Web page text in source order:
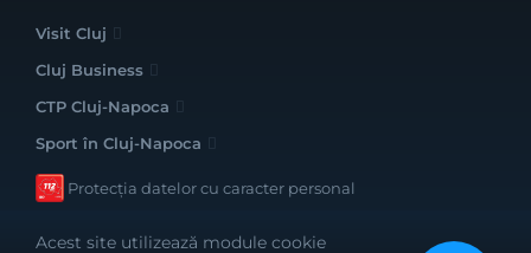
Visit Cluj
Cluj Business
CTP Cluj-Napoca
Sport în Cluj-Napoca
Protecția datelor cu caracter personal
Acest site utilizează module cookie